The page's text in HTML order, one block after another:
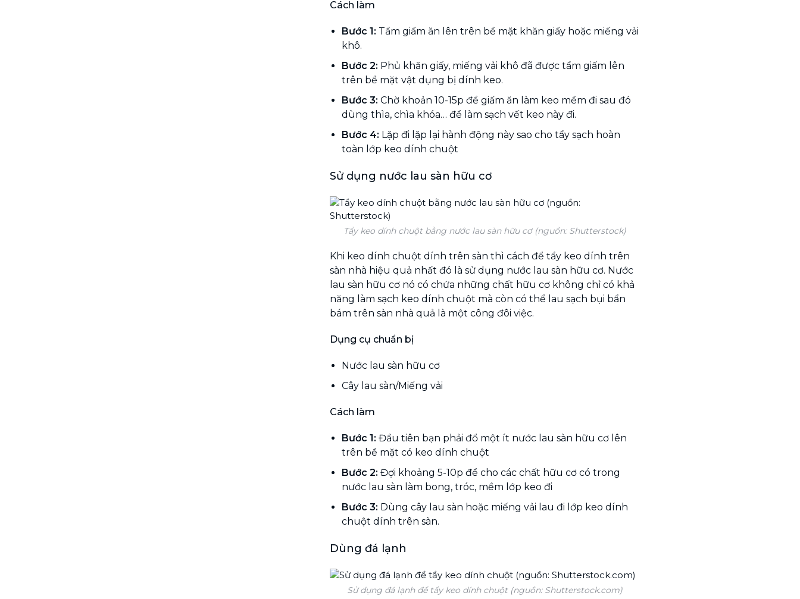
Cách làm
Bước 1: Tẩm giấm ăn lên trên bề mặt khăn giấy hoặc miếng vải
khô.
Bước 2: Phủ khăn giấy, miếng vải khô đã được tẩm giấm lên
trên bề mặt vật dụng bị dính keo.
Bước 3: Chờ khoản 10-15p để giấm ăn làm keo mềm đi sau đó
dùng thìa, chìa khóa… để làm sạch vết keo này đi.
Bước 4: Lặp đi lặp lại hành động này sao cho tẩy sạch hoàn
toàn lớp keo dính chuột
Sử dụng nước lau sàn hữu cơ
Tẩy keo dính chuột bằng nước lau sàn hữu cơ (nguồn: Shutterstock)
Khi keo dính chuột dính trên sàn thì cách để tẩy keo dính trên
sàn nhà hiệu quả nhất đó là sử dụng nước lau sàn hữu cơ. Nước
lau sàn hữu cơ nó có chứa những chất hữu cơ không chỉ có khả
năng làm sạch keo dính chuột mà còn có thể lau sạch bụi bẩn
bám trên sàn nhà quả là một công đôi việc.
Dụng cụ chuẩn bị
Nước lau sàn hữu cơ
Cây lau sàn/Miếng vải
Cách làm
Bước 1: Đầu tiên bạn phải đổ một ít nước lau sàn hữu cơ lên
trên bề mặt có keo dính chuột
Bước 2: Đợi khoảng 5-10p để cho các chất hữu cơ có trong
nước lau sàn làm bong, tróc, mềm lớp keo đi
Bước 3: Dùng cây lau sàn hoặc miếng vải lau đi lớp keo dính
chuột dính trên sàn.
Dùng đá lạnh
Sử dụng đá lạnh để tẩy keo dính chuột (nguồn: Shutterstock.com)